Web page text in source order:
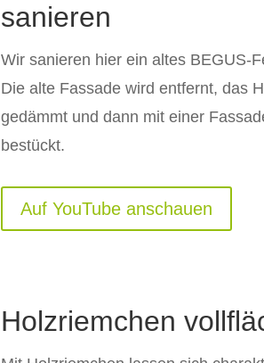
sanieren
Wir sanieren hier ein altes BEGUS-
Die alte Fassade wird entfernt, das
gedämmt und dann mit einer
bestückt.
Auf YouTube anschauen
Holzriemchen